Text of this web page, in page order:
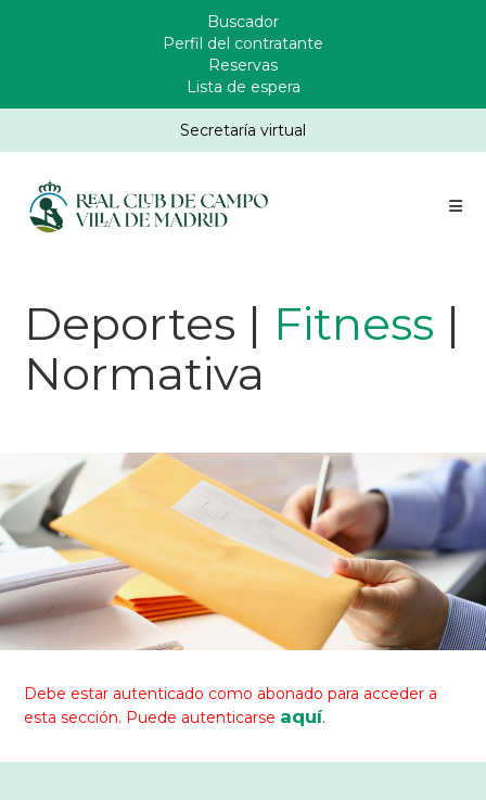
Enlaces
Header
Buscador
Perfil del contratante
Reservas
Lista de espera
Secretaría virtual
Deportes | Fitness |
Normativa
Debe estar autenticado como abonado para acceder a
esta sección. Puede autenticarse aquí.